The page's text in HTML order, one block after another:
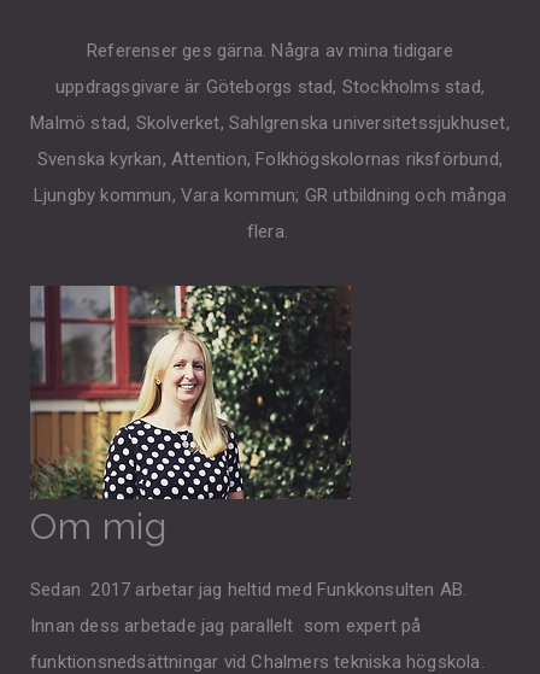
Referenser ges gärna. Några av mina tidigare
uppdragsgivare är Göteborgs stad, Stockholms stad,
Malmö stad, Skolverket, Sahlgrenska universitetssjukhuset,
Svenska kyrkan, Attention, Folkhögskolornas riksförbund,
Ljungby kommun, Vara kommun; GR utbildning och många
flera.
Om mig
Sedan 2017 arbetar jag heltid med Funkkonsulten AB.
Innan dess arbetade jag parallelt som expert på
funktionsnedsättningar vid Chalmers tekniska högskola.